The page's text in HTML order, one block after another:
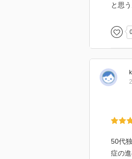
と思
50代
症の